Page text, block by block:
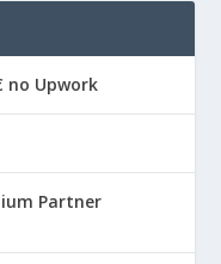
no Upwork
Partner